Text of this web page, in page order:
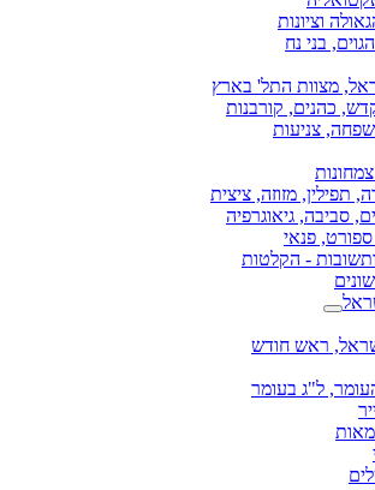
וציונות
בני נח
מצוות התל' בארץ
כהנים, קורבנות
צניעות
תפילין, מזוזה, ציצית
סביבה, גיאוגרפיה
פנאי
- הקלטות
ראש חודש
ל"ג בעומר